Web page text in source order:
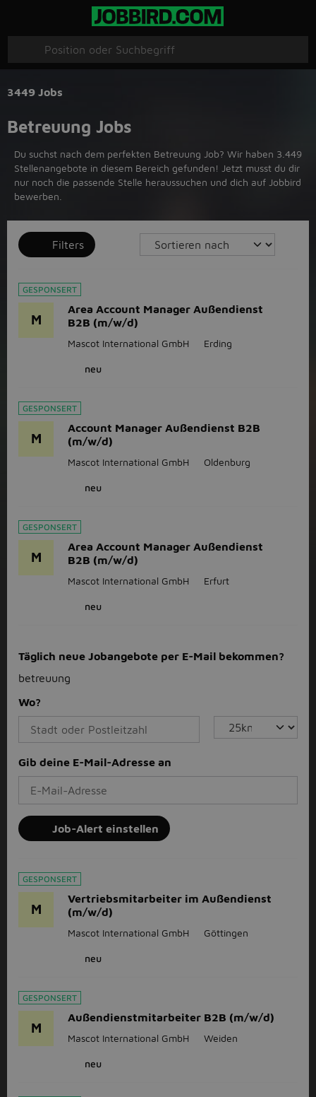
3449 Jobs
Betreuung Jobs
Du suchst nach dem perfekten Betreuung Job? Wir haben 3.449
Stellenangebote in diesem Bereich gefunden! Jetzt musst du dir
nur noch die passende Stelle heraussuchen und dich auf Jobbird
bewerben.
Filters
GESPONSERT
M
Area Account Manager Außendienst
B2B (m/w/d)
Mascot International GmbH Erding
neu
GESPONSERT
M
Account Manager Außendienst B2B
(m/w/d)
Mascot International GmbH Oldenburg
neu
GESPONSERT
M
Area Account Manager Außendienst
B2B (m/w/d)
Mascot International GmbH Erfurt
neu
Täglich neue Jobangebote per E-Mail bekommen?
betreuung
Wo?
Gib deine E-Mail-Adresse an
Job-Alert einstellen
GESPONSERT
M
Vertriebsmitarbeiter im Außendienst
(m/w/d)
Mascot International GmbH Göttingen
neu
GESPONSERT
M
Außendienstmitarbeiter B2B (m/w/d)
Mascot International GmbH Weiden
neu